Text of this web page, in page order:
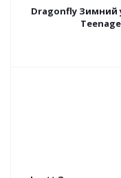
Dragonfly Зимний